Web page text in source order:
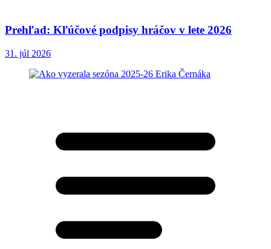
Prehľad: Kľúčové podpisy hráčov v lete 2026
31. júl 2026